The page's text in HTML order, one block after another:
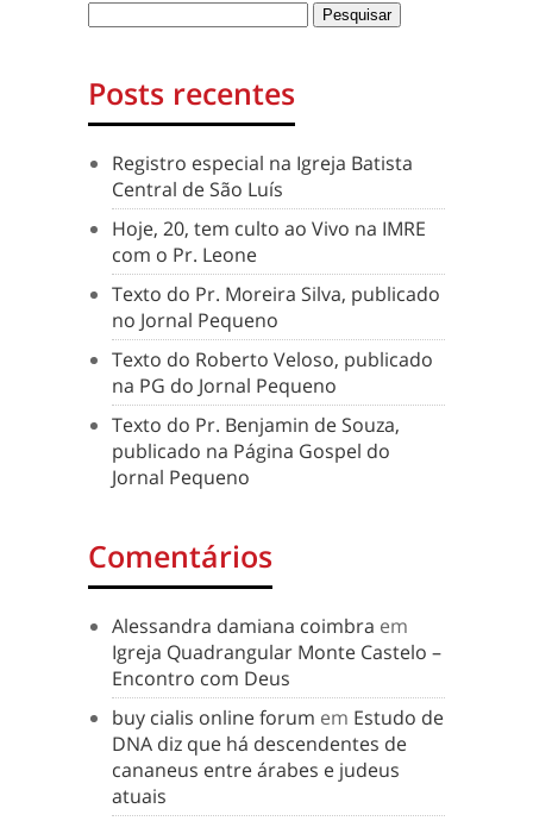
Posts recentes
Registro especial na Igreja Batista
Central de São Luís
Hoje, 20, tem culto ao Vivo na IMRE
com o Pr. Leone
Texto do Pr. Moreira Silva, publicado
no Jornal Pequeno
Texto do Roberto Veloso, publicado
na PG do Jornal Pequeno
Texto do Pr. Benjamin de Souza,
publicado na Página Gospel do
Jornal Pequeno
Comentários
Alessandra damiana coimbra em
Igreja Quadrangular Monte Castelo –
Encontro com Deus
buy cialis online forum em Estudo de
DNA diz que há descendentes de
cananeus entre árabes e judeus
atuais